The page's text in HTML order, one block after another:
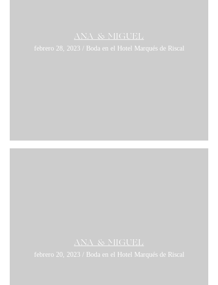
ANA & MIGUEL
febrero 28, 2023 / Boda en el Hotel Marqués de Riscal
ANA & MIGUEL
febrero 20, 2023 / Boda en el Hotel Marqués de Riscal